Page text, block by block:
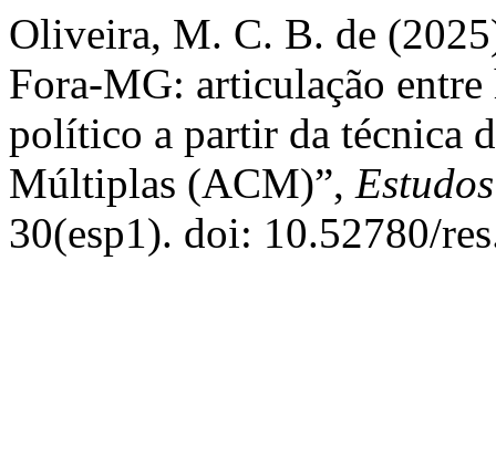
Oliveira, M. C. B. de
Fora-MG: articulação
político a partir da técnica
Múltiplas (ACM)”,
30(esp1). doi: 10.52780/